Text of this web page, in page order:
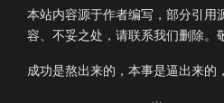
本站内容源于作者编写，部分引用
容、不妥之处，请联系我们删除。
成功是熬出来的，本事是逼出来的